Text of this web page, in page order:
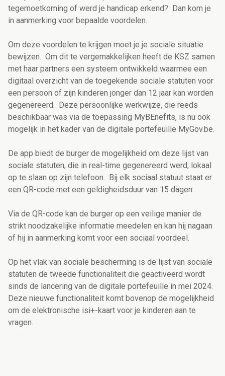
tegemoetkoming of werd je handicap erkend? Dan kom je
in aanmerking voor bepaalde voordelen.
Om deze voordelen te krijgen moet je je sociale situatie
bewijzen. Om dit te vergemakkelijken heeft de KSZ samen
met haar partners een systeem ontwikkeld waarmee een
digitaal overzicht van de toegekende sociale statuten voor
een persoon of zijn kinderen jonger dan 12 jaar kan worden
gegenereerd. Deze persoonlijke werkwijze, die reeds
beschikbaar was via de toepassing MyBEnefits, is nu ook
mogelijk in het kader van de digitale portefeuille MyGov.be.
De app biedt de burger de mogelijkheid om deze lijst van
sociale statuten, die in real-time gegenereerd werd, lokaal
op te slaan op zijn telefoon. Bij elk sociaal statuut staat er
een QR-code met een geldigheidsduur van 15 dagen.
Via de QR-code kan de burger op een veilige manier de
strikt noodzakelijke informatie meedelen en kan hij nagaan
of hij in aanmerking komt voor een sociaal voordeel.
Op het vlak van sociale bescherming is de lijst van sociale
statuten de tweede functionaliteit die geactiveerd wordt
sinds de lancering van de digitale portefeuille in mei 2024.
Deze nieuwe functionaliteit komt bovenop de mogelijkheid
om de elektronische isi+-kaart voor je kinderen aan te
vragen.